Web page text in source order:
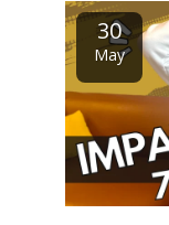
30
May